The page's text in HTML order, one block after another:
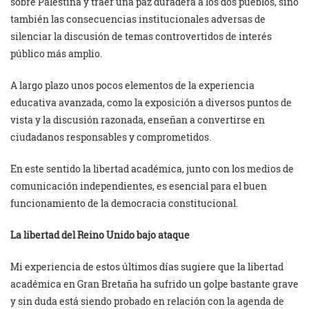
también las consecuencias institucionales adversas de
silenciar la discusión de temas controvertidos de interés
público más amplio.
A largo plazo unos pocos elementos de la experiencia
educativa avanzada, como la exposición a diversos puntos de
vista y la discusión razonada, enseñan a convertirse en
ciudadanos responsables y comprometidos.
En este sentido la libertad académica, junto con los medios de
comunicación independientes, es esencial para el buen
funcionamiento de la democracia constitucional.
La libertad del Reino Unido bajo ataque
Mi experiencia de estos últimos días sugiere que la libertad
académica en Gran Bretaña ha sufrido un golpe bastante grave
y sin duda está siendo probado en relación con la agenda de